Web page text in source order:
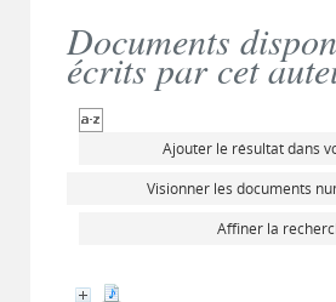
Documents
écrits par cet
Ajouter le résultat dans
Visionner les documents
Affiner la